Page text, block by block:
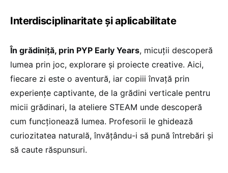
Interdisciplinaritate și aplicabilitate
În grădiniță, prin PYP Early Years, micuții descoperă
lumea prin joc, explorare și proiecte creative. Aici,
fiecare zi este o aventură, iar copiii învață prin
experiențe captivante, de la grădini verticale pentru
micii grădinari, la ateliere STEAM unde descoperă
cum funcționează lumea. Profesorii le ghidează
curiozitatea naturală, învățându-i să pună întrebări și
să caute răspunsuri.